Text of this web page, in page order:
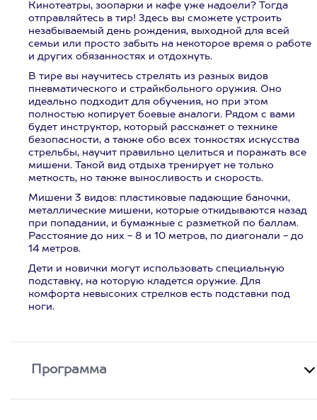
Кинотеатры, зоопарки и кафе уже надоели? Тогда
отправляйтесь в тир! Здесь вы сможете устроить
незабываемый день рождения, выходной для всей
семьи или просто забыть на некоторое время о работе
и других обязанностях и отдохнуть.
В тире вы научитесь стрелять из разных видов
пневматического и страйкбольного оружия. Оно
идеально подходит для обучения, но при этом
полностью копирует боевые аналоги. Рядом с вами
будет инструктор, который расскажет о технике
безопасности, а также обо всех тонкостях искусства
стрельбы, научит правильно целиться и поражать все
мишени. Такой вид отдыха тренирует не только
меткость, но также выносливость и скорость.
Мишени 3 видов: пластиковые падающие баночки,
металлические мишени, которые откидываются назад
при попадании, и бумажные с разметкой по баллам.
Расстояние до них - 8 и 10 метров, по диагонали - до
14 метров.
Дети и новички могут использовать специальную
подставку, на которую кладется оружие. Для
комфорта невысоких стрелков есть подставки под
ноги.
Программа